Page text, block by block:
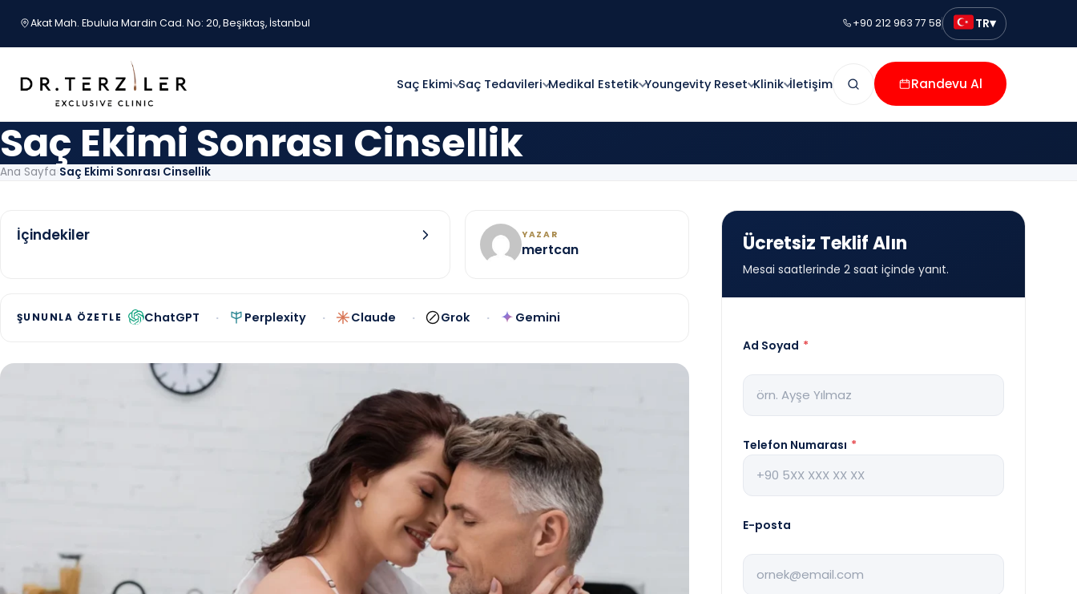
Akat Mah. Ebulula Mardin Cad. No: 20, Beşiktaş, İstanbul +90 212 963 77 58 TR▾
Saç Ekimi Saç Tedavileri Medikal Estetik Youngevity Reset Klinik İletişim Randevu Al
Saç Ekimi Sonrası Cinsellik
Ana Sayfa Saç Ekimi Sonrası Cinsellik
İçindekiler YAZAR
mertcan
ŞUNUNLA ÖZETLE ChatGPT Perplexity Claude Grok Gemini
Ücretsiz Teklif Alın
Mesai saatlerinde 2 saat içinde yanıt.
Ad Soyad *
Telefon Numarası *
E-posta